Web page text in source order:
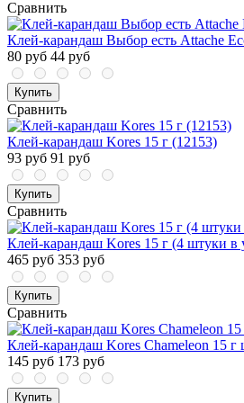
Сравнить
Клей-карандаш Выбор есть Attache
80 руб 44 руб
Купить
Сравнить
Клей-карандаш Kores 15 г (12153)
93 руб 91 руб
Купить
Сравнить
Клей-карандаш Kores 15 г (4 штуки в
465 руб 353 руб
Купить
Сравнить
Клей-карандаш Kores Chameleon 15
145 руб 173 руб
Купить